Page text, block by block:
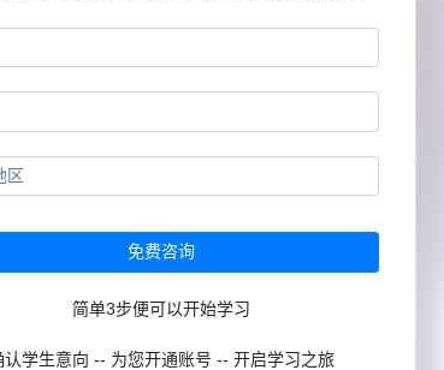
免费咨询
简单3步便可以开始学习
认学生意向 -- 为您开通账号 -- 开启学习之旅